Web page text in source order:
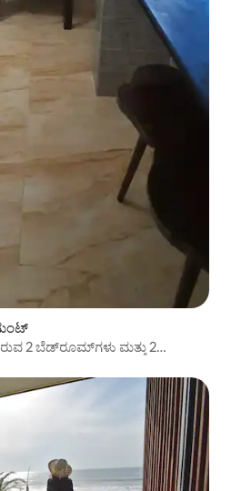
2 ಬೆಡ್‌ರೂಮ್‌ಗಳು ಮತ್ತು 2